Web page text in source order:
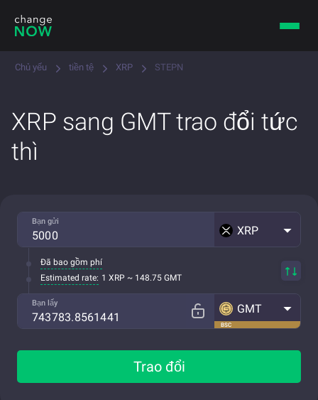
Chủ yếu tiền tệ XRP STEPN
XRP sang GMT trao đổi tức
thì
Bạn gửi
XRP
Đã bao gồm phí
Estimated rate: 1 XRP ~ 148.75 GMT
Bạn lấy
BSC
GMT
Trao đổi